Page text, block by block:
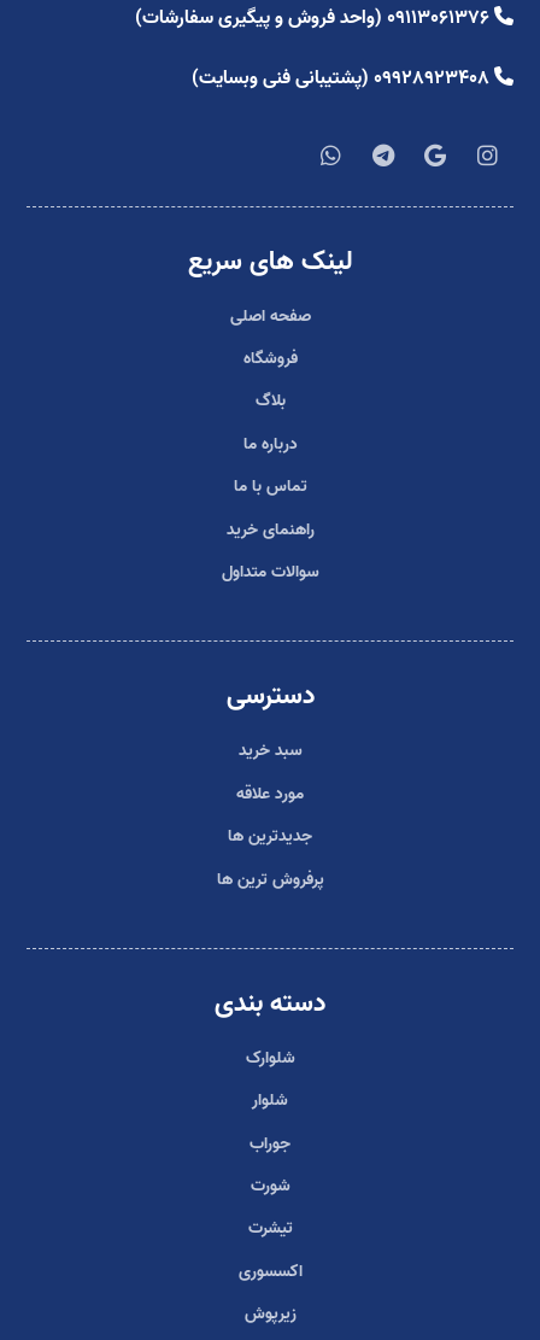
لینک های سریع
صفحه اصلی
فروشگاه
بلاگ
درباره ما
تماس با ما
راهنمای خرید
سوالات متداول
دسترسی
سبد خرید
مورد علاقه
جدیدترین ها
پرفروش ترین ها
دسته بندی
شلوارک
شلوار
جوراب
شورت
تیشرت
اکسسوری
زیرپوش
09113061376 (واحد فروش و پیگیری سفارشات)
09928923408 (پشتیبانی فنی وبسایت)